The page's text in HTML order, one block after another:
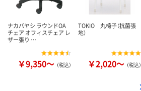
ナカバヤシ ラウンドOA
チェア オフィスチェア レ
ザー張り …
￥9,350～ （税込）
TOKIO 丸椅子（抗菌張
地）
￥2,020～ （税込）